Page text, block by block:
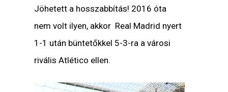
Jöhetett a hosszabbítás! 2016 óta
nem volt ilyen, akkor Real Madrid nyert
1-1 után büntetőkkel 5-3-ra a városi
rivális Atlético ellen.